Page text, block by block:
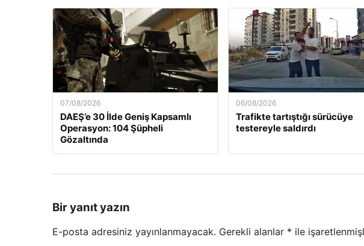
07/08/2026
DAEŞ’e 30 İlde Geniş Kapsamlı
Operasyon: 104 Şüpheli
Gözaltında
06/08/2026
Trafikte tartıştığı sürücüye
testereyle saldırdı
Bir yanıt yazın
E-posta adresiniz yayınlanmayacak. Gerekli alanlar * ile